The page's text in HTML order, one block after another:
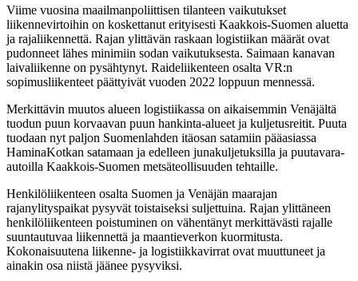
Viime vuosina maailmanpoliittisen tilanteen vaikutukset
liikennevirtoihin on koskettanut erityisesti Kaakkois-Suomen aluetta
ja rajaliikennettä. Rajan ylittävän raskaan logistiikan määrät ovat
pudonneet lähes minimiin sodan vaikutuksesta. Saimaan kanavan
laivaliikenne on pysähtynyt. Raideliikenteen osalta VR:n
sopimusliikenteet päättyivät vuoden 2022 loppuun mennessä.
Merkittävin muutos alueen logistiikassa on aikaisemmin Venäjältä
tuodun puun korvaavan puun hankinta-alueet ja kuljetusreitit. Puuta
tuodaan nyt paljon Suomenlahden itäosan satamiin pääasiassa
HaminaKotkan satamaan ja edelleen junakuljetuksilla ja puutavara-
autoilla Kaakkois-Suomen metsäteollisuuden tehtaille.
Henkilöliikenteen osalta Suomen ja Venäjän maarajan
rajanylityspaikat pysyvät toistaiseksi suljettuina. Rajan ylittäneen
henkilöliikenteen poistuminen on vähentänyt merkittävästi rajalle
suuntautuvaa liikennettä ja maantieverkon kuormitusta.
Kokonaisuutena liikenne- ja logistiikkavirrat ovat muuttuneet ja
ainakin osa niistä jäänee pysyviksi.